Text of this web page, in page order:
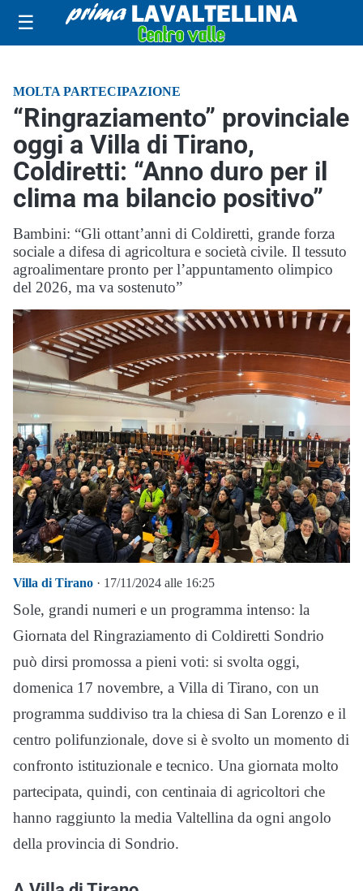
☰
MOLTA PARTECIPAZIONE
“Ringraziamento” provinciale
oggi a Villa di Tirano,
Coldiretti: “Anno duro per il
clima ma bilancio positivo”
Bambini: “Gli ottant’anni di Coldiretti, grande forza
sociale a difesa di agricoltura e società civile. Il tessuto
agroalimentare pronto per l’appuntamento olimpico
del 2026, ma va sostenuto”
Villa di Tirano · 17/11/2024 alle 16:25
Sole, grandi numeri e un programma intenso: la
Giornata del Ringraziamento di Coldiretti Sondrio
può dirsi promossa a pieni voti: si svolta oggi,
domenica 17 novembre, a Villa di Tirano, con un
programma suddiviso tra la chiesa di San Lorenzo e il
centro polifunzionale, dove si è svolto un momento di
confronto istituzionale e tecnico. Una giornata molto
partecipata, quindi, con centinaia di agricoltori che
hanno raggiunto la media Valtellina da ogni angolo
della provincia di Sondrio.